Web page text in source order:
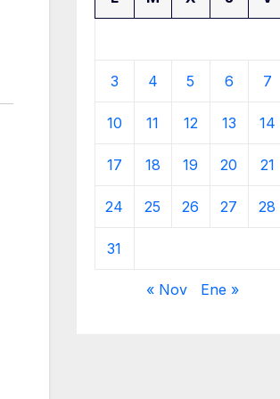
3 4 5 6 7
10 11 12 13 14
17 18 19 20 21
24 25 26 27 28
31
« Nov Ene »